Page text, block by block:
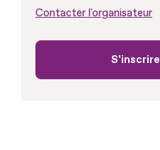
Contacter l'organisateur
S'inscrire